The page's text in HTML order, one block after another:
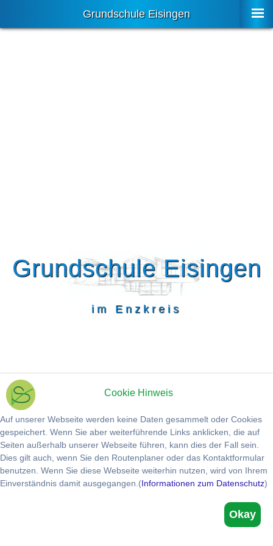
Grundschule Eisingen
Grundschule Eisingen
im Enzkreis
Cookie Hinweis
Auf unserer Webseite werden keine Daten gesammelt oder Cookies
gespeichert. Wenn Sie aber weiterführende Links anklicken, die auf
Seiten außerhalb unserer Webseite führen, kann dies der Fall sein.
Dies gilt auch, wenn Sie den Routenplaner oder das Kontaktformular
benutzen. Wenn Sie diese Webseite weiterhin nutzen, wird von Ihrem
Einverständnis damit ausgegangen.(Informationen zum Datenschutz)
Okay